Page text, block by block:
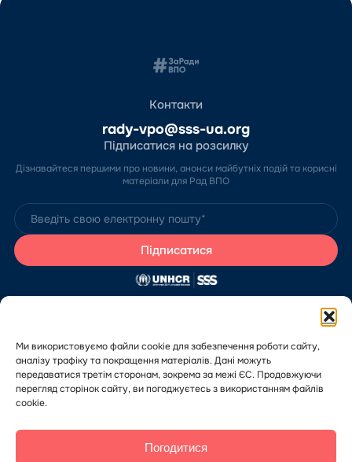
Ми використовуємо файли cookie для забезпечення роботи сайту,
аналізу трафіку та покращення матеріалів. Дані можуть
передаватися третім сторонам, зокрема за межі ЄС. Продовжуючи
перегляд сторінок сайту, ви погоджуєтесь з використанням файлів
cookie.
Погодитися
Контакти
rady-vpo@sss-ua.org
Підписатися на розсилку
Дізнавайтеся першими про новини, анонси майбутніх подій та корисні
матеріали для Рад ВПО
Сайт розробив Благодійний фонд «Стабілізейшен Суппорт Сервісез»
за підтримки Агентства ООН у справах біженців в Україні (УВКБ ООН).
Зміст цього сайту є виключно відповідальністю БО «БФ “ССС”» та не
Якщо у вас є скарги або зауваження щодо роботи Порталу Рад ВПО,
будь ласка, повідомте нам черезформу скарг
Хочете додати публікацію чи оголошення на Портал? Дізнайтеся, як це
зробити,за посиланням.
© 2026 Благодійний фонд «Стабілізейшен Суппорт Сервісез». Усі